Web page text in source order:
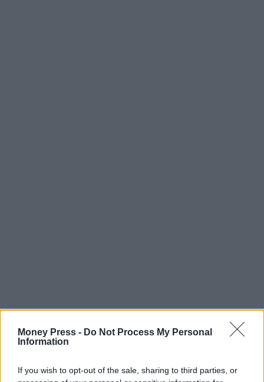
Money Press - Do Not Process My Personal
Information
If you wish to opt-out of the sale, sharing to third parties, or